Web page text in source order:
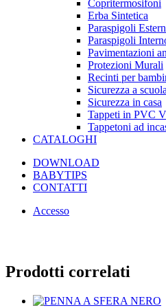
Copritermosifoni
Erba Sintetica
Paraspigoli
Paraspigoli
Pavimentazioni
Protezioni Murali
Recinti per
Sicurezza a scuola
Sicurezza in casa
Tappeti in PVC
Tappetoni ad
CATALOGHI
DOWNLOAD
BABYTIPS
CONTATTI
Accesso
Prodotti correlati